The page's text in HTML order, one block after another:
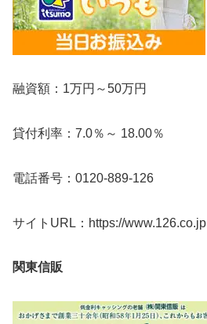
融資額：1万円～50万円
貸付利率：7.0％～ 18.00％
電話番号：0120-889-126
サイトURL：https://www.126.co.jp
関東信販